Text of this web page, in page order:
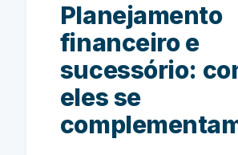
Planejamento
financeiro e
sucessório:
eles se